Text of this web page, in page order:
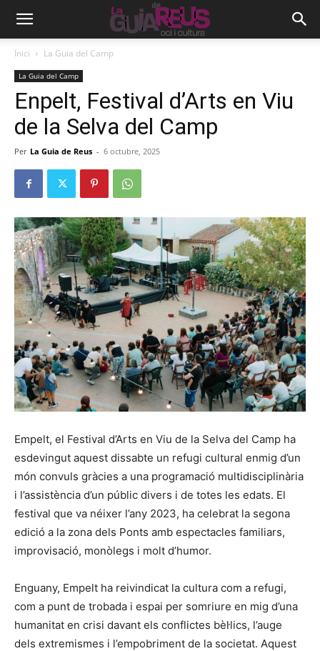
Inici La Guia del Camp
La Guia del Camp
Enpelt, Festival d’Arts en Viu
de la Selva del Camp
Per La Guia de Reus - 6 octubre, 2025
Empelt, el Festival d’Arts en Viu de la Selva del Camp ha
esdevingut aquest dissabte un refugi cultural enmig d’un
món convuls gràcies a una programació multidisciplinària
i l’assistència d’un públic divers i de totes les edats. El
festival que va néixer l’any 2023, ha celebrat la segona
edició a la zona dels Ponts amb espectacles familiars,
improvisació, monòlegs i molt d’humor.
Enguany, Empelt ha reivindicat la cultura com a refugi,
com a punt de trobada i espai per somriure en mig d’una
humanitat en crisi davant els conflictes bèl·lics, l’auge
dels extremismes i l’empobriment de la societat. Aquest